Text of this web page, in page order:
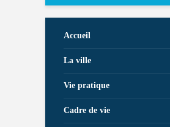
Accueil
La ville
Vie pratique
Cadre de vie